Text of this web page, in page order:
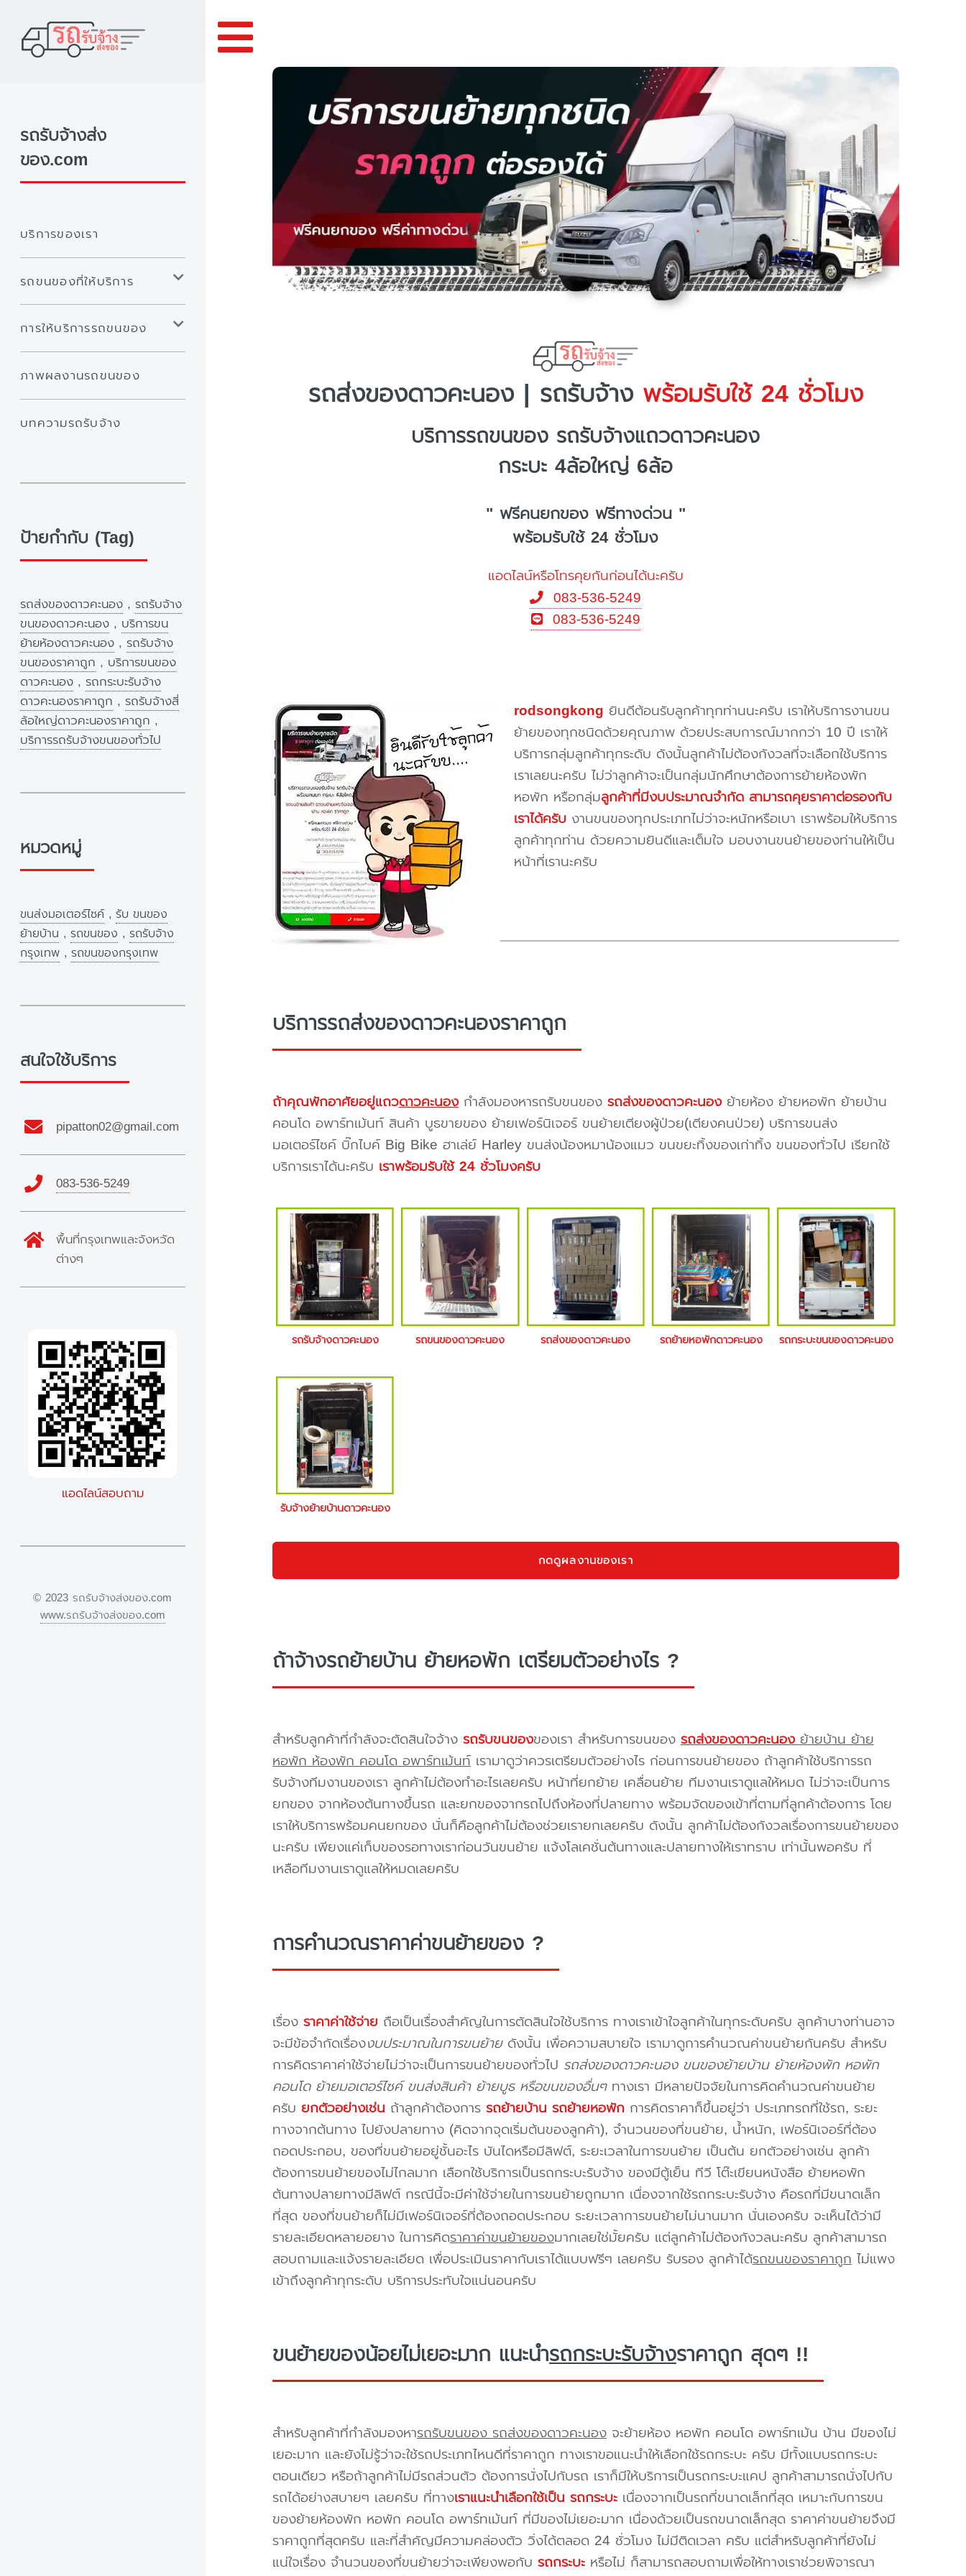
รถส่งของดาวคะนอง | รถรับจ้างพร้อมรับใช้ 24 ชั่วโมง
บริการรถขนของ รถรับจ้างแถวดาวคะนอง
กระบะ 4ล้อใหญ่ 6ล้อ
" ฟรีคนยกของ ฟรีทางด่วน "
พร้อมรับใช้ 24 ชั่วโมง
แอดไลน์หรือโทรคุยกันก่อนได้นะครับ
083-536-5249
083-536-5249
rodsongkong ยินดีต้อนรับลูกค้าทุกท่านนะครับ เราให้บริการงานขน
ย้ายของทุกชนิดด้วยคุณภาพ ด้วยประสบการณ์มากกว่า 10 ปี เราให้
บริการกลุ่มลูกค้าทุกระดับ ดังนั้นลูกค้าไม่ต้องกังวลที่จะเลือกใช้บริการ
เราเลยนะครับ ไม่ว่าลูกค้าจะเป็นกลุ่มนักศึกษาต้องการย้ายห้องพัก
หอพัก หรือกลุ่มลูกค้าที่มีงบประมาณจำกัด สามารถคุยราคาต่อรองกับ
เราได้ครับงานขนของทุกประเภทไม่ว่าจะหนักหรือเบา เราพร้อมให้บริการ
ลูกค้าทุกท่าน ด้วยความยินดีและเต็มใจ มอบงานขนย้ายของท่านให้เป็น
หน้าที่เรานะครับ
บริการรถส่งของดาวคะนองราคาถูก
ถ้าคุณพักอาศัยอยู่แถวดาวคะนองกำลังมองหารถรับขนของ รถส่งของดาวคะนองย้ายห้อง ย้ายหอพัก ย้ายบ้าน
คอนโด อพาร์ทเม้นท์ สินค้า บูธขายของ ย้ายเฟอร์นิเจอร์ ขนย้ายเตียงผู้ป่วย(เตียงคนป่วย) บริการขนส่ง
มอเตอร์ไซค์ บิ๊กไบค์ Big Bike ฮาเล่ย์ Harley ขนส่งน้องหมาน้องแมว ขนขยะทิ้งของเก่าทิ้ง ขนของทั่วไป เรียกใช้
บริการเราได้นะครับ เราพร้อมรับใช้ 24 ชั่วโมงครับ
รถรับจ้างดาวคะนอง รถขนของดาวคะนอง รถส่งของดาวคะนอง รถย้ายหอพักดาวคะนอง รถกระบะขนของดาวคะนอง
รับจ้างย้ายบ้านดาวคะนอง
กดดูผลงานของเรา
ถ้าจ้างรถย้ายบ้าน ย้ายหอพัก เตรียมตัวอย่างไร ?
สำหรับลูกค้าที่กำลังจะตัดสินใจจ้าง รถรับขนของของเรา สำหรับการขนของ รถส่งของดาวคะนองย้ายบ้าน ย้าย
หอพัก ห้องพัก คอนโด อพาร์ทเม้นท์เรามาดูว่าควรเตรียมตัวอย่างไร ก่อนการขนย้ายของ ถ้าลูกค้าใช้บริการรถ
รับจ้างทีมงานของเรา ลูกค้าไม่ต้องทำอะไรเลยครับ หน้าที่ยกย้าย เคลื่อนย้าย ทีมงานเราดูแลให้หมด ไม่ว่าจะเป็นการ
ยกของ จากห้องต้นทางขึ้นรถ และยกของจากรถไปถึงห้องที่ปลายทาง พร้อมจัดของเข้าที่ตามที่ลูกค้าต้องการ โดย
เราให้บริการพร้อมคนยกของ นั่นก็คือลูกค้าไม่ต้องช่วยเรายกเลยครับ ดังนั้น ลูกค้าไม่ต้องกังวลเรื่องการขนย้ายของ
นะครับ เพียงแค่เก็บของรอทางเราก่อนวันขนย้าย แจ้งโลเคชั่นต้นทางและปลายทางให้เราทราบ เท่านั้นพอครับ ที่
เหลือทีมงานเราดูแลให้หมดเลยครับ
การคำนวณราคาค่าขนย้ายของ ?
เรื่อง ราคาค่าใช้จ่าย ถือเป็นเรื่องสำคัญในการตัดสินใจใช้บริการ ทางเราเข้าใจลูกค้าในทุกระดับครับ ลูกค้าบางท่านอาจ
จะมีข้อจำกัดเรื่องงบประมาณในการขนย้ายดังนั้น เพื่อความสบายใจ เรามาดูการคำนวณค่าขนย้ายกันครับ สำหรับ
การคิดราคาค่าใช้จ่ายไม่ว่าจะเป็นการขนย้ายของทั่วไป รถส่งของดาวคะนอง ขนของย้ายบ้าน ย้ายห้องพัก หอพัก
คอนโด ย้ายมอเตอร์ไซค์ ขนส่งสินค้า ย้ายบูธ หรือขนของอื่นๆทางเรา มีหลายปัจจัยในการคิดคำนวณค่าขนย้าย
ครับ ยกตัวอย่างเช่น ถ้าลูกค้าต้องการ รถย้ายบ้าน รถย้ายหอพักการคิดราคาก็ขึ้นอยู่ว่า ประเภทรถที่ใช้รถ, ระยะ
ทางจากต้นทาง ไปยังปลายทาง (คิดจากจุดเริ่มต้นของลูกค้า), จำนวนของที่ขนย้าย, น้ำหนัก, เฟอร์นิเจอร์ที่ต้อง
ถอดประกอบ, ของที่ขนย้ายอยู่ชั้นอะไร บันไดหรือมีลิฟต์, ระยะเวลาในการขนย้าย เป็นต้น ยกตัวอย่างเช่น ลูกค้า
ต้องการขนย้ายของไม่ไกลมาก เลือกใช้บริการเป็นรถกระบะรับจ้าง ของมีตู้เย็น ทีวี โต๊ะเขียนหนังสือ ย้ายหอพัก
ต้นทางปลายทางมีลิฟต์ กรณีนี้จะมีค่าใช้จ่ายในการขนย้ายถูกมาก เนื่องจากใช้รถกระบะรับจ้าง คือรถที่มีขนาดเล็ก
ที่สุด ของที่ขนย้ายก็ไม่มีเฟอร์นิเจอร์ที่ต้องถอดประกอบ ระยะเวลาการขนย้ายไม่นานมาก นั่นเองครับ จะเห็นได้ว่ามี
รายละเอียดหลายอยาง ในการคิดราคาค่าขนย้ายของมากเลยใช่มั้ยครับ แต่ลูกค้าไม่ต้องกังวลนะครับ ลูกค้าสามารถ
สอบถามและแจ้งรายละเอียด เพื่อประเมินราคากับเราได้แบบฟรีๆ เลยครับ รับรอง ลูกค้าได้รถขนของราคาถูกไม่แพง
เข้าถึงลูกค้าทุกระดับ บริการประทับใจแน่นอนครับ
ขนย้ายของน้อยไม่เยอะมาก แนะนำรถกระบะรับจ้างราคาถูก สุดๆ !!
สำหรับลูกค้าที่กำลังมองหารถรับขนของ รถส่งของดาวคะนองจะย้ายห้อง หอพัก คอนโด อพาร์ทเม้น บ้าน มีของไม่
เยอะมาก และยังไม่รู้ว่าจะใช้รถประเภทไหนดีที่ราคาถูก ทางเราขอแนะนำให้เลือกใช้รถกระบะ ครับ มีทั้งแบบรถกระบะ
ตอนเดียว หรือถ้าลูกค้าไม่มีรถส่วนตัว ต้องการนั่งไปกับรถ เราก็มีให้บริการเป็นรถกระบะแคป ลูกค้าสามารถนั่งไปกับ
รถได้อย่างสบายๆ เลยครับ ที่ทางเราแนะนำเลือกใช้เป็น รถกระบะเนื่องจากเป็นรถที่ขนาดเล็กที่สุด เหมาะกับการขน
ของย้ายห้องพัก หอพัก คอนโด อพาร์ทเม้นท์ ที่มีของไม่เยอะมาก เนื่องด้วยเป็นรถขนาดเล็กสุด ราคาค่าขนย้ายจึงมี
ราคาถูกที่สุดครับ และที่สำคัญมีความคล่องตัว วิ่งได้ตลอด 24 ชั่วโมง ไม่มีติดเวลา ครับ แต่สำหรับลูกค้าที่ยังไม่
แน่ใจเรื่อง จำนวนของที่ขนย้ายว่าจะเพียงพอกับ รถกระบะหรือไม่ ก็สามารถสอบถามเพื่อให้ทางเราช่วยพิจารณา
รถรับจ้างส่ง
ของ.com
บริการของเรา
รถขนของที่ให้บริการ
การให้บริการรถขนของ
ภาพผลงานรถขนของ
บทความรถรับจ้าง
ป้ายกำกับ (Tag)
รถส่งของดาวคะนอง , รถรับจ้าง
ขนของดาวคะนอง , บริการขน
ย้ายห้องดาวคะนอง , รถรับจ้าง
ขนของราคาถูก , บริการขนของ
ดาวคะนอง , รถกระบะรับจ้าง
ดาวคะนองราคาถูก , รถรับจ้างสี่
ล้อใหญ่ดาวคะนองราคาถูก ,
บริการรถรับจ้างขนของทั่วไป
หมวดหมู่
ขนส่งมอเตอร์ไซค์ , รับ ขนของ
ย้ายบ้าน , รถขนของ , รถรับจ้าง
กรุงเทพ , รถขนของกรุงเทพ
สนใจใช้บริการ
pipatton02@gmail.com
083-536-5249
พื้นที่กรุงเทพและจังหวัด
ต่างๆ
แอดไลน์สอบถาม
© 2023 รถรับจ้างส่งของ.com
www.รถรับจ้างส่งของ.com